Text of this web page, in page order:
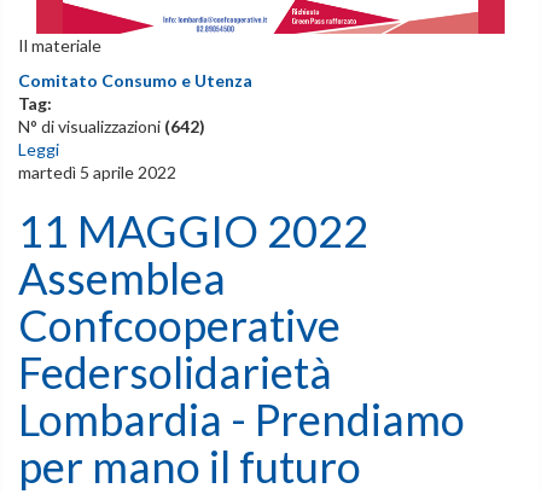
Il materiale
Comitato Consumo e Utenza
Tag:
N° di visualizzazioni (642)
Leggi
martedì 5 aprile 2022
11 MAGGIO 2022
Assemblea
Confcooperative
Federsolidarietà
Lombardia - Prendiamo
per mano il futuro